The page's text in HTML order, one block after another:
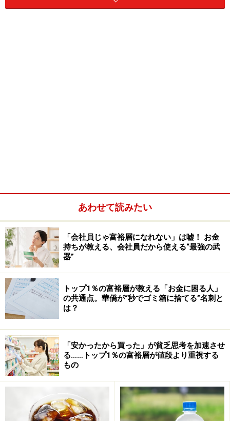
支出が毎日続くと、月数万円、年換算では十数万円にの
・週に2回のカフェ通いで、ドリンク1杯600円の気分転
換
月4800円
年間5万7600円
あわせて読みたい
「会社員じゃ富裕層になれない」は嘘！ お金
持ちが教える、会社員だから使える“最強の武
器”
トップ1％の富裕層が教える「お金に困る人」
の共通点。華僑が“秒でゴミ箱に捨てる”名刺と
は？
「安かったから買った」が貧乏思考を加速させ
る……トップ1％の富裕層が値段より重視する
もの